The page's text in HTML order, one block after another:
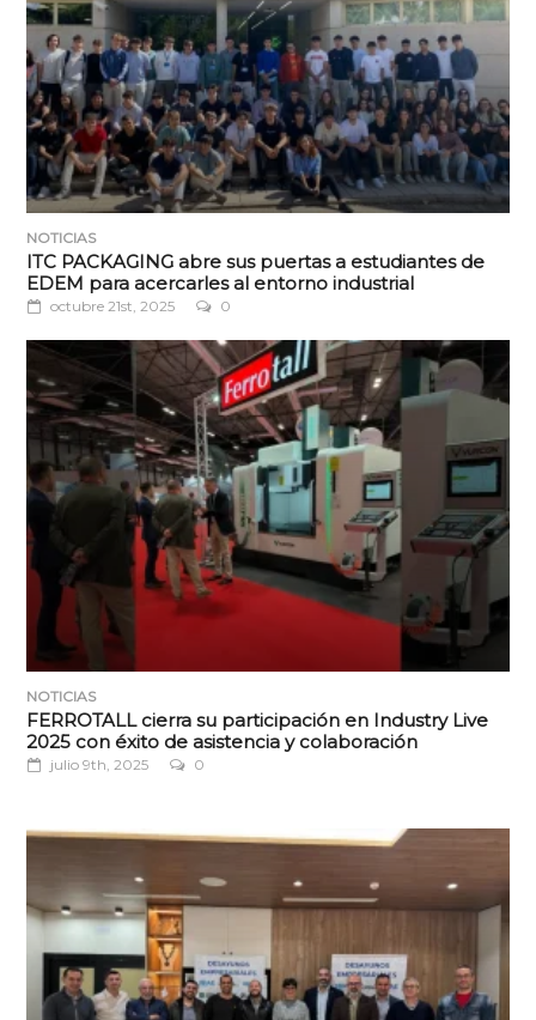
NOTICIAS
ITC PACKAGING abre sus puertas a estudiantes de
EDEM para acercarles al entorno industrial
octubre 21st, 2025 0
NOTICIAS
FERROTALL cierra su participación en Industry Live
2025 con éxito de asistencia y colaboración
julio 9th, 2025 0